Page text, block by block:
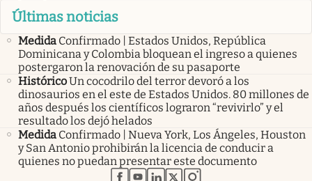
Últimas noticias
Medida Confirmado | Estados Unidos, República
Dominicana y Colombia bloquean el ingreso a quienes
postergaron la renovación de su pasaporte
HistóricoUn cocodrilo del terror devoró a los
dinosaurios en el este de Estados Unidos. 80 millones de
años después los científicos lograron “revivirlo” y el
resultado los dejó helados
Medida Confirmado | Nueva York, Los Ángeles, Houston
y San Antonio prohibirán la licencia de conducir a
quienes no puedan presentar este documento
abre en nueva pestaña
abre en nueva pestaña
abre en nueva pestaña
abre en nueva pestaña
abre en nueva pestaña